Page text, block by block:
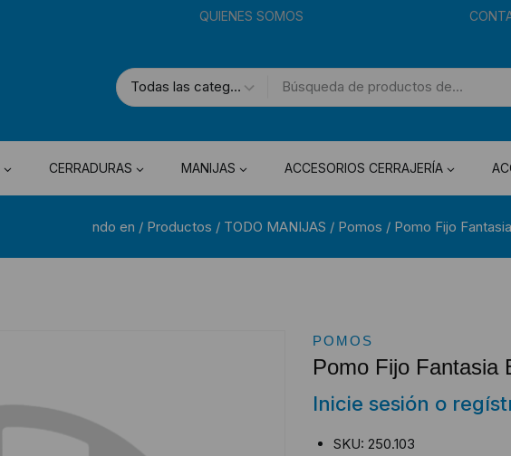
QUIENES SOMOS
CERRADURAS MANIJAS ACCESORIOS CERRAJERÍA
ndo en / Productos / TODO MANIJAS / Pomos / Pomo Fijo
POMOS
Pomo Fijo Fantasia
Inicie sesión o
SKU: 250.103